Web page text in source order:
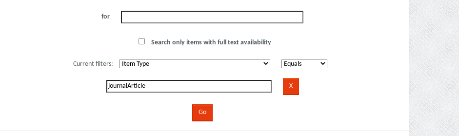
for
Search only items with full text availability
Current filters: